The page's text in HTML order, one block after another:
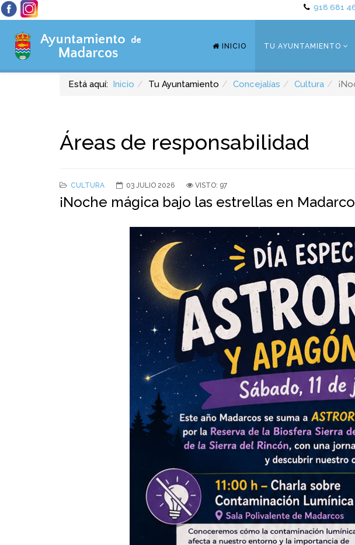
918 681
INICIO TU AYUNTAMIENTO
Está aquí: Inicio Tu Ayuntamiento Concejalías Cultura
Áreas de responsabilidad
CULTURA 03 JULIO 2026 VISTO: 97
¡Noche mágica bajo las estrellas en